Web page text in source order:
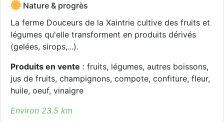
Nature & progrès
La ferme Douceurs de la Xaintrie cultive des fruits et
légumes qu'elle transforment en produits dérivés
(gelées, sirops,...).
Produits en vente : fruits, légumes, autres boissons,
jus de fruits, champignons, compote, confiture, fleur,
huile, oeuf, vinaigre
Environ 23.5 km